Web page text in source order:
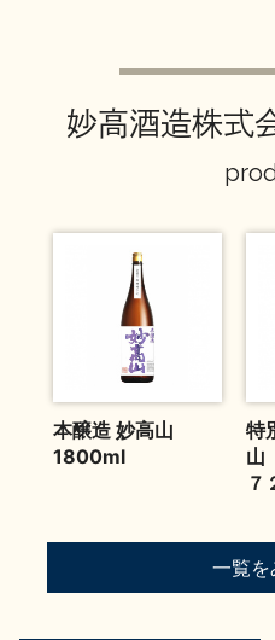
妙高酒造株式
本醸造 妙高山
1800ml
特
山
７
一覧を